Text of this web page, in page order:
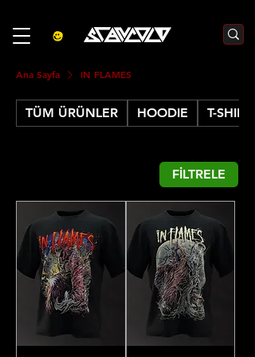
Ana Sayfa IN FLAMES
TÜM ÜRÜNLER HOODIE T-SHIRT
FİLTRELE